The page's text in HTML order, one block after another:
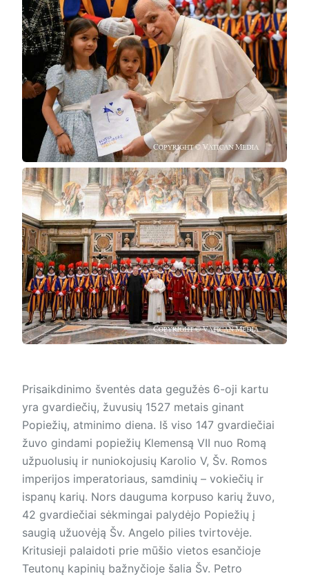
Prisaikdinimo šventės data gegužės 6-oji kartu
yra gvardiečių, žuvusių 1527 metais ginant
Popiežių, atminimo diena. Iš viso 147 gvardiečiai
žuvo gindami popiežių Klemensą VII nuo Romą
užpuolusių ir nuniokojusių Karolio V, Šv. Romos
imperijos imperatoriaus, samdinių – vokiečių ir
ispanų karių. Nors dauguma korpuso karių žuvo,
42 gvardiečiai sėkmingai palydėjo Popiežių į
saugią užuovėją Šv. Angelo pilies tvirtovėje.
Kritusieji palaidoti prie mūšio vietos esančioje
Teutonų kapinių bažnyčioje šalia Šv. Petro